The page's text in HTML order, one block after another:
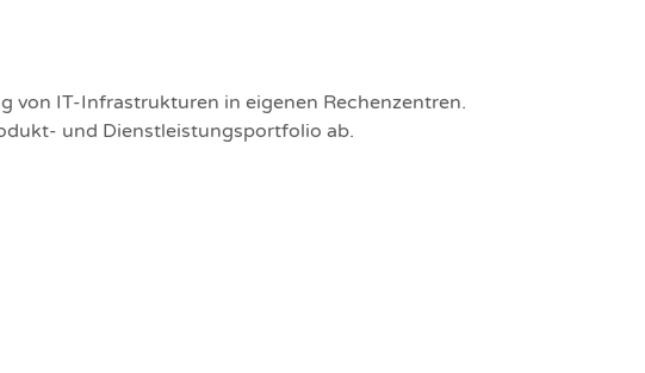
von IT-Infrastrukturen in eigenen Rechenzentren.
und Dienstleistungsportfolio ab.